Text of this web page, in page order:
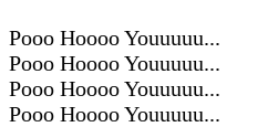
Pooo Hoooo Youuuuu...
Pooo Hoooo Youuuuu...
Pooo Hoooo Youuuuu...
Pooo Hoooo Youuuuu...